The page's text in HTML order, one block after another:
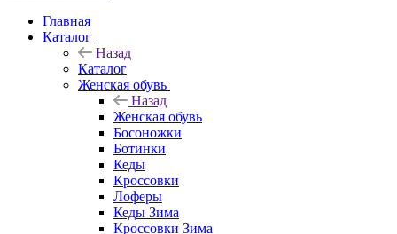
Главная
Каталог
Назад
Каталог
Женская обувь
Назад
Женская обувь
Босоножки
Ботинки
Кеды
Кроссовки
Лоферы
Кеды Зима
Кроссовки Зима